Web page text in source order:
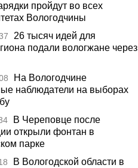
пройдут во всех
Вологодчины
26 тысяч идей для
подали вологжане через
На Вологодчине
наблюдатели на выборах
В Череповце после
открыли фонтан в
парке
В Вологодской области в